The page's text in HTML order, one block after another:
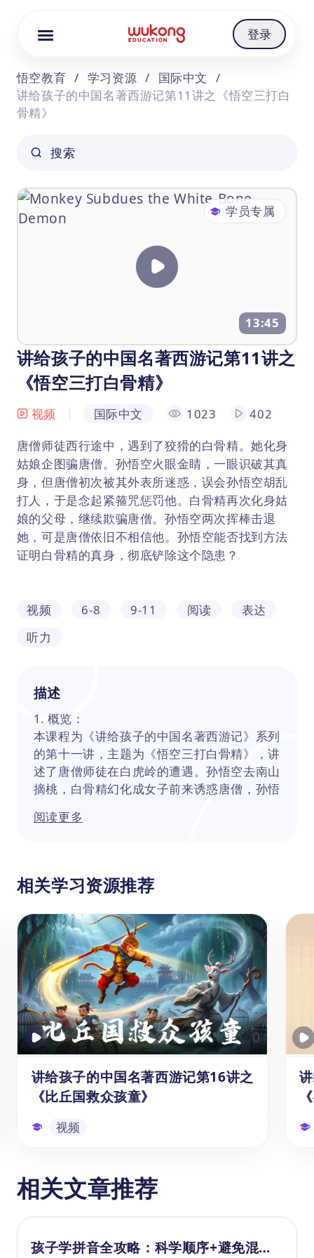
登录
悟空教育 / 学习资源 / 国际中文
/
讲给孩子的中国名著西游记第11讲之《悟空三打白
骨精》
搜索
讲给孩子的中国名著西游记第11讲之
《悟空三打白骨精》
视频 国际中文 1023
402
唐僧师徒西行途中，遇到了狡猾的白骨精。她化身
姑娘企图骗唐僧。孙悟空火眼金睛，一眼识破其真
身，但唐僧初次被其外表所迷惑，误会孙悟空胡乱
打人，于是念起紧箍咒惩罚他。白骨精再次化身姑
娘的父母，继续欺骗唐僧。孙悟空两次挥棒击退
她，可是唐僧依旧不相信他。孙悟空能否找到方法
证明白骨精的真身，彻底铲除这个隐患？
视频 6-8 9-11 阅读
表达
听力
学员专属
13:45
描述
1. 概览：
本课程为《讲给孩子的中国名著西游记》系列
的第十一讲，主题为《悟空三打白骨精》，讲
述了唐僧师徒在白虎岭的遭遇。孙悟空去南山
摘桃，白骨精幻化成女子前来诱惑唐僧，孙悟
紧箍咒。之后白骨精幻化成姑娘的母亲和父亲
空请山神和土地神为自己作证，唐僧才相信孙
悟空打死的是妖怪，孙悟空也得到了唐僧的信
任。
课程将通过白骨精的故事，向孩子们传递《西
游记》中的道德观念。孩子们将了解到在面对
诱惑和困难时，要坚守正义和道德，不被邪恶
所迷惑，勇往直前。
2. 知识点：
（1）故事内容：讲述了《西游记》中孙悟空
三打白骨精的故事，其中包括：妖精想吃唐僧
肉的原因；白骨精的幻化形态；唐僧惩罚孙悟
空的原因和方式等。
（2）单词学习：匆匆、过分
阅读更多
相关学习资源推荐
0
讲给孩子的中国名著西游记第16讲之
《比丘国救众孩童》
视频
讲给孩子的中国名著西游记第16讲
之《比丘国救众孩童》
唐僧师徒四人来到了一个名叫比丘国的
来却笼罩在一片愁云惨雾之中。原来，
相关文章推荐
孩子学拼音全攻略：科学顺序+避免混淆